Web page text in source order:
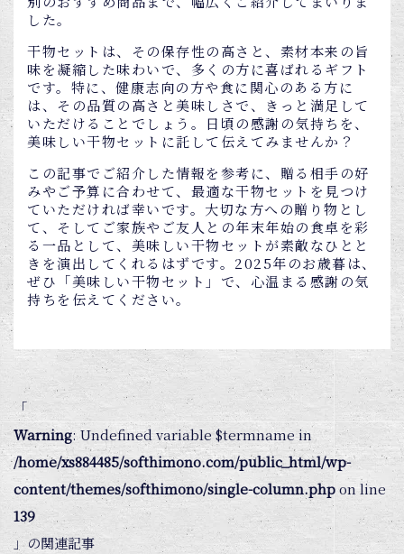
した。
干物セットは、その保存性の高さと、素材本来の旨
味を凝縮した味わいで、多くの方に喜ばれるギフト
です。特に、健康志向の方や食に関心のある方に
は、その品質の高さと美味しさで、きっと満足して
いただけることでしょう。日頃の感謝の気持ちを、
美味しい干物セットに託して伝えてみませんか？
この記事でご紹介した情報を参考に、贈る相手の好
みやご予算に合わせて、最適な干物セットを見つけ
ていただければ幸いです。大切な方への贈り物とし
て、そしてご家族やご友人との年末年始の食卓を彩
る一品として、美味しい干物セットが素敵なひとと
きを演出してくれるはずです。2025年のお歳暮は、
ぜひ「美味しい干物セット」で、心温まる感謝の気
持ちを伝えてください。
「
Warning: Undefined variable $termname in
/home/xs884485/softhimono.com/public_html/wp-
content/themes/softhimono/single-column.phpon line
139
」の関連記事